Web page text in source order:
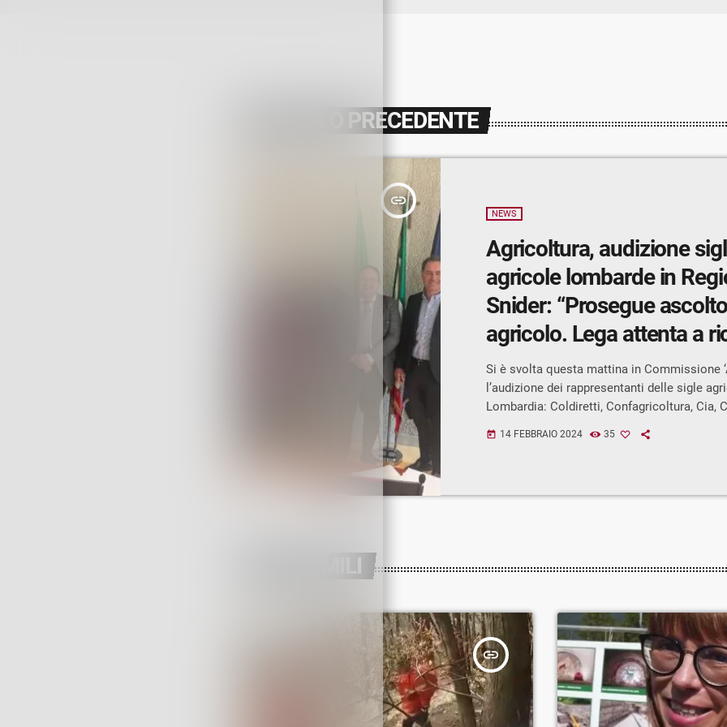
ARTICOLO PRECEDENTE
insert_link
NEWS
Agricoltura, audizione
agricole lombarde in
Snider: “Prosegue
agricolo. Lega attenta a
pronta a fare squadra
storture UE”
Si è svolta questa mattina in Commissione
l’audizione dei rappresentanti delle sigle
Lombardia: Coldiretti, Confagricoltura, Cia,
merito è intervenuto il Consigliere regionale
agricoltori deve entrare dentro ogni
today 14 FEBBRAIO 2024 35
POST SIMILI
insert_link